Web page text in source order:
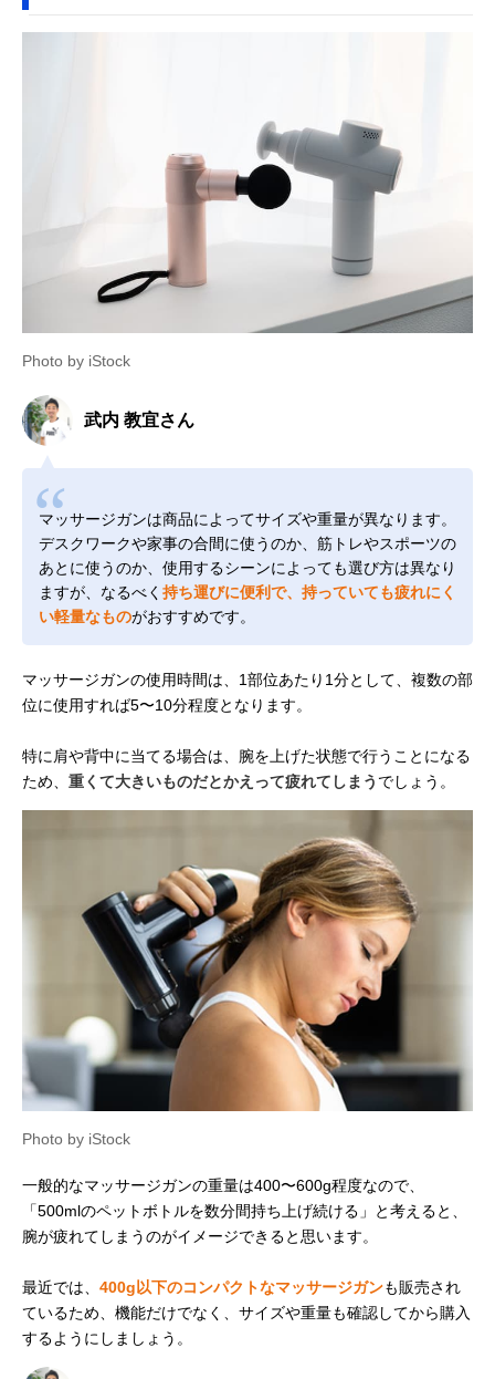
Photo by iStock
武内 教宜さん
マッサージガンは商品によってサイズや重量が異なります。
デスクワークや家事の合間に使うのか、筋トレやスポーツの
あとに使うのか、使用するシーンによっても選び方は異なり
ますが、なるべく 持ち運びに便利で、持っていても疲れにく
い軽量なものがおすすめです。
マッサージガンの使用時間は、1部位あたり1分として、複数の部
位に使用すれば5〜10分程度となります。
特に肩や背中に当てる場合は、腕を上げた状態で行うことになる
ため、 重くて大きいものだとかえって疲れてしまう でしょう。
Photo by iStock
一般的なマッサージガンの重量は400〜600g程度なので、
「500mlのペットボトルを数分間持ち上げ続ける」と考えると、
腕が疲れてしまうのがイメージできると思います。
最近では、 400g以下のコンパクトなマッサージガンも販売され
ているため、機能だけでなく、サイズや重量も確認してから購入
するようにしましょう。